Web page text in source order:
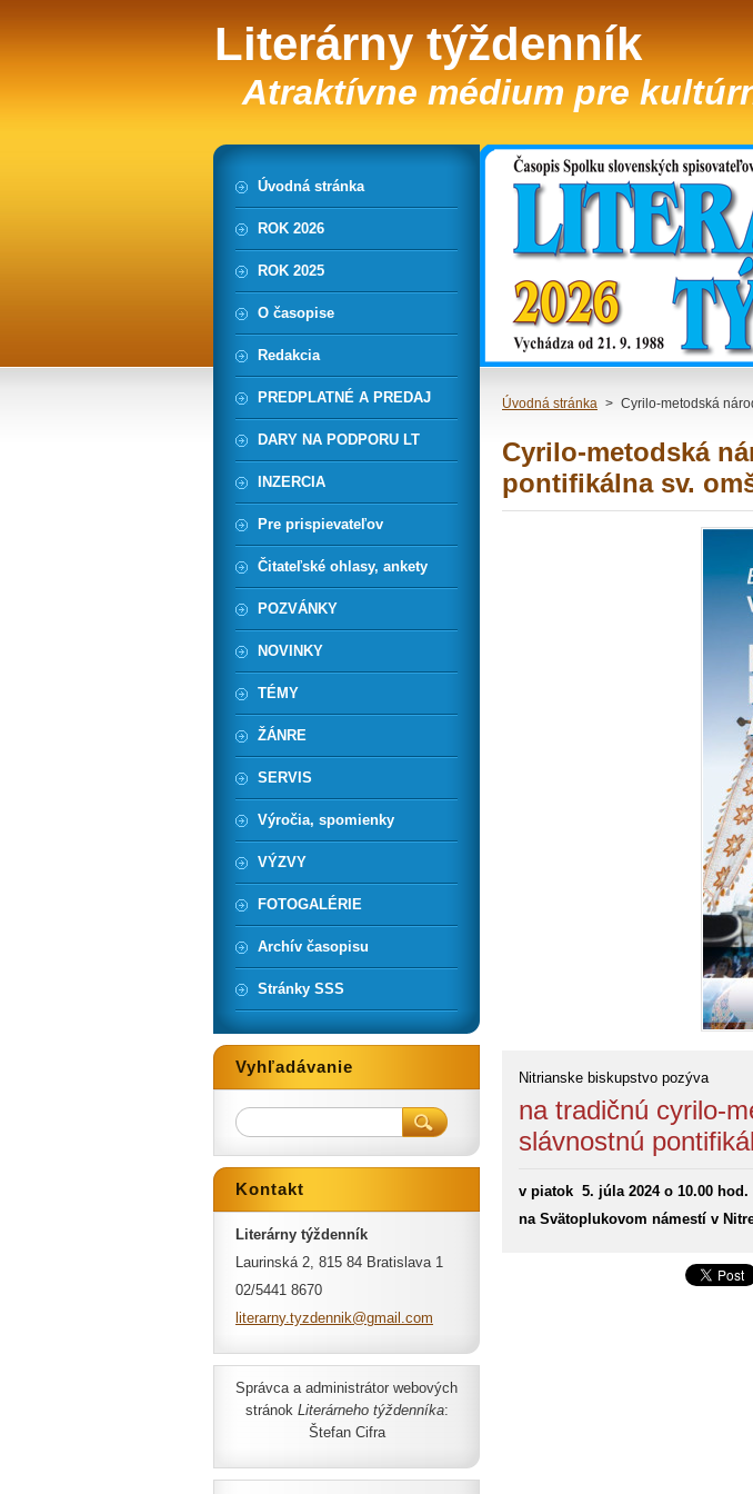
Literárny týždenník
Atraktívne médium pre
Úvodná stránka > Cyrilo-metodská
Cyrilo-metodská
pontifikálna sv.
Nitrianske biskupstvo pozýva
na tradičnú cyrilo-
slávnostnú
v piatok 5. júla 2024 o 10.00 hod.
na Svätoplukovom námestí v
Úvodná stránka
ROK 2026
ROK 2025
O časopise
Redakcia
PREDPLATNÉ A PREDAJ
DARY NA PODPORU LT
INZERCIA
Pre prispievateľov
Čitateľské ohlasy, ankety
POZVÁNKY
NOVINKY
TÉMY
ŽÁNRE
SERVIS
Výročia, spomienky
VÝZVY
FOTOGALÉRIE
Archív časopisu
Stránky SSS
Vyhľadávanie
Kontakt
Literárny týždenník
Laurinská 2, 815 84 Bratislava 1
02/5441 8670
literarny.tyzdennik@gmai l.com
Správca a administrátor webových
stránok Literárneho týždenníka:
Štefan Cifra